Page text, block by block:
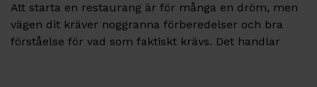
Att starta en restaurang är för många en dröm, men
vägen dit kräver noggranna förberedelser och bra
förståelse för vad som faktiskt krävs. Det handlar